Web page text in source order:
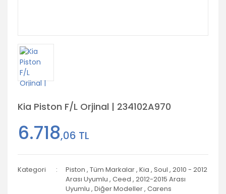
Kia Piston F/L Orjinal | 234102A970
6.718,06 TL
Kategori Piston , Tüm Markalar, Kia , Soul , 2010 - 2012
Arası Uyumlu , Ceed , 2012-2015 Arası
Uyumlu , Diğer Modeller, Carens